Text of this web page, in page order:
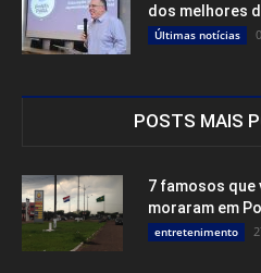
dos melhores
Últimas notícias
POSTS MAIS
7 famosos que
moraram em
entretenimento